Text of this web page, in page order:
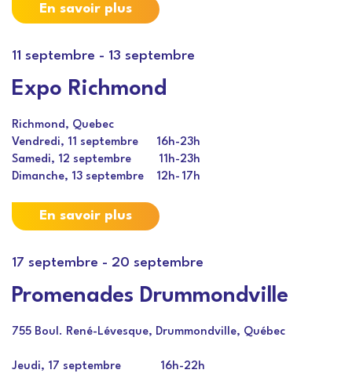
En savoir plus
11 septembre - 13 septembre
Expo Richmond
Richmond, Quebec
Vendredi, 11 septembre
16h-23h
Samedi, 12 septembre
11h-23h
Dimanche, 13 septembre
12h- 17h
En savoir plus
17 septembre - 20 septembre
Promenades Drummondville
755 Boul. René-Lévesque, Drummondville, Québec
Jeudi, 17 septembre 16h-22h